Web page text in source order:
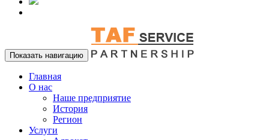
Показать навигацию
Главная
О нас
Наше предприятие
История
Регион
Услуги